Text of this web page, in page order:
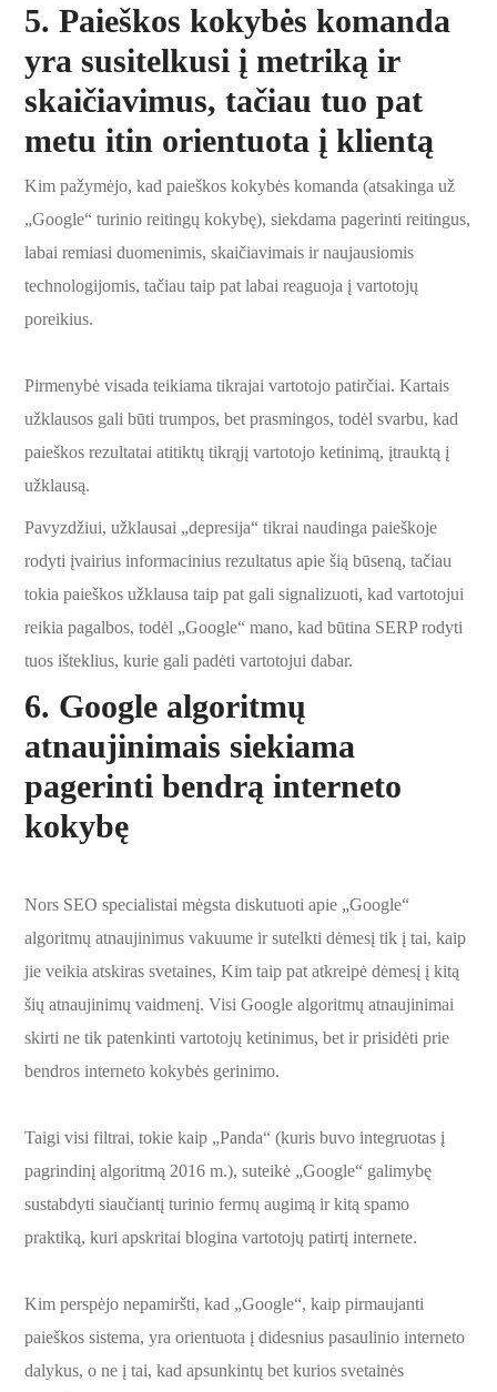
5.Paieškos kokybės komanda
yra susitelkusi į metriką ir
skaičiavimus, tačiau tuo pat
metu itin orientuota į klientą
Kim pažymėjo, kad paieškos kokybės komanda (atsakinga už
„Google“ turinio reitingų kokybę), siekdama pagerinti reitingus,
labai remiasi duomenimis, skaičiavimais ir naujausiomis
technologijomis, tačiau taip pat labai reaguoja į vartotojų
poreikius.
Pirmenybė visada teikiama tikrajai vartotojo patirčiai. Kartais
užklausos gali būti trumpos, bet prasmingos, todėl svarbu, kad
paieškos rezultatai atitiktų tikrąjį vartotojo ketinimą, įtrauktą į
užklausą.
Pavyzdžiui, užklausai „depresija“ tikrai naudinga paieškoje
rodyti įvairius informacinius rezultatus apie šią būseną, tačiau
tokia paieškos užklausa taip pat gali signalizuoti, kad vartotojui
reikia pagalbos, todėl „Google“ mano, kad būtina SERP rodyti
tuos išteklius, kurie gali padėti vartotojui dabar.
6. Google algoritmų
atnaujinimais siekiama
pagerinti bendrą interneto
kokybę
Nors SEO specialistai mėgsta diskutuoti apie „Google“
algoritmų atnaujinimus vakuume ir sutelkti dėmesį tik į tai, kaip
jie veikia atskiras svetaines, Kim taip pat atkreipė dėmesį į kitą
šių atnaujinimų vaidmenį. Visi Google algoritmų atnaujinimai
skirti ne tik patenkinti vartotojų ketinimus, bet ir prisidėti prie
bendros interneto kokybės gerinimo.
Taigi visi filtrai, tokie kaip „Panda“ (kuris buvo integruotas į
pagrindinį algoritmą 2016 m.), suteikė „Google“ galimybę
sustabdyti siaučiantį turinio fermų augimą ir kitą spamo
praktiką, kuri apskritai blogina vartotojų patirtį internete.
Kim perspėjo nepamiršti, kad „Google“, kaip pirmaujanti
paieškos sistema, yra orientuota į didesnius pasaulinio interneto
dalykus, o ne į tai, kad apsunkintų bet kurios svetainės